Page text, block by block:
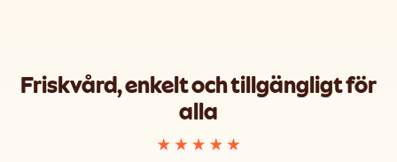
Friskvård, enkelt och tillgängligt för
alla